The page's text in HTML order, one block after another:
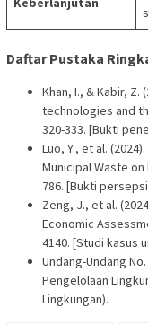
Daftar Pustaka
Khan, I., & Kabir,
technologies and
320-333. [Bukti
Luo, Y., et al.
Municipal Waste
786. [Bukti
Zeng, J., et al.
Economic
4140. [Studi kasus
Undang-Undang
Pengelolaan
Lingkungan).